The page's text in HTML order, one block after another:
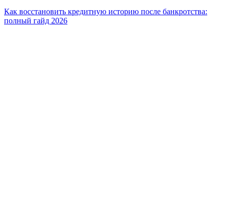
Как восстановить кредитную историю после банкротства:
полный гайд 2026